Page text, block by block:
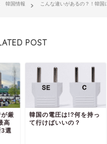
韓国情報 こんな違いがあるの？！韓国
POST
っ
辛いのが苦手な子供にも
おすすめ！チキン専門店